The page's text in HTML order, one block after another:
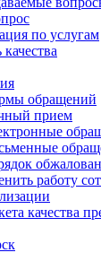
по услугам
обращений
прием
работу
качества